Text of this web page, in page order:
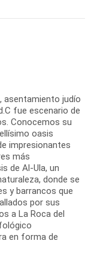
asentamiento judío
fue escenario de
Conocemos su
oasis
impresionantes
más
de Al-Ula, un
donde se
y barrancos que
por sus
a La Roca del
en forma de